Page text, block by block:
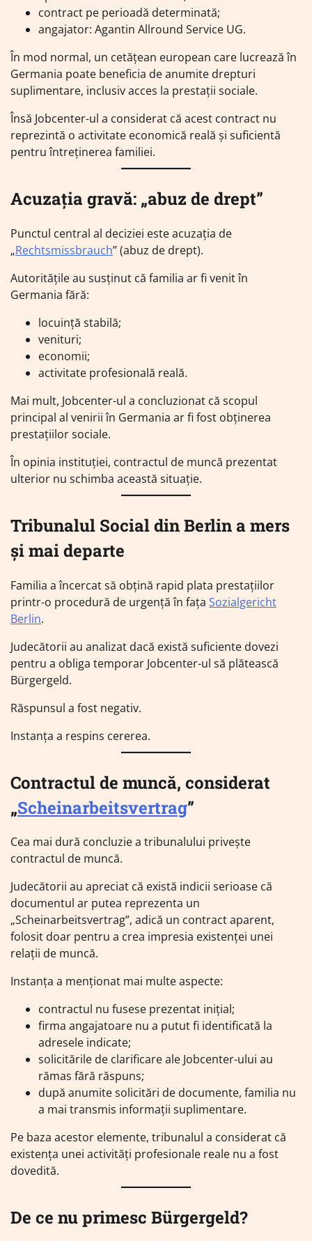
contract pe perioadă determinată;
angajator: Agantin Allround Service UG.
În mod normal, un cetățean european care lucrează în
Germania poate beneficia de anumite drepturi
suplimentare, inclusiv acces la prestații sociale.
Însă Jobcenter-ul a considerat că acest contract nu
reprezintă o activitate economică reală și suficientă
pentru întreținerea familiei.
Acuzația gravă: „abuz de drept”
Punctul central al deciziei este acuzația de
„Rechtsmissbrauch” (abuz de drept).
Autoritățile au susținut că familia ar fi venit în
Germania fără:
locuință stabilă;
venituri;
economii;
activitate profesională reală.
Mai mult, Jobcenter-ul a concluzionat că scopul
principal al venirii în Germania ar fi fost obținerea
prestațiilor sociale.
În opinia instituției, contractul de muncă prezentat
ulterior nu schimba această situație.
Tribunalul Social din Berlin a mers
și mai departe
Familia a încercat să obțină rapid plata prestațiilor
printr-o procedură de urgență în fața Sozialgericht
Berlin.
Judecătorii au analizat dacă există suficiente dovezi
pentru a obliga temporar Jobcenter-ul să plătească
Bürgergeld.
Răspunsul a fost negativ.
Instanța a respins cererea.
Contractul de muncă, considerat
„Scheinarbeitsvertrag”
Cea mai dură concluzie a tribunalului privește
contractul de muncă.
Judecătorii au apreciat că există indicii serioase că
documentul ar putea reprezenta un
„Scheinarbeitsvertrag”, adică un contract aparent,
folosit doar pentru a crea impresia existenței unei
relații de muncă.
Instanța a menționat mai multe aspecte:
contractul nu fusese prezentat inițial;
firma angajatoare nu a putut fi identificată la
adresele indicate;
solicitările de clarificare ale Jobcenter-ului au
rămas fără răspuns;
după anumite solicitări de documente, familia nu
a mai transmis informații suplimentare.
Pe baza acestor elemente, tribunalul a considerat că
existența unei activități profesionale reale nu a fost
dovedită.
De ce nu primesc Bürgergeld?